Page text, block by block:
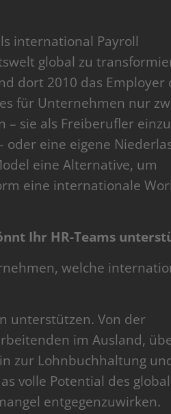
international Payroll
global zu
dort 2010 das Employer
für Unternehmen nur
– sie als Freiberufler
eine eigene
eine Alternative, um
eine internationale
Ihr HR-Teams
welche
unterstützen. Von der
im Ausland,
zur Lohnbuchhaltung
volle Potential des
entgegenzuwirken.